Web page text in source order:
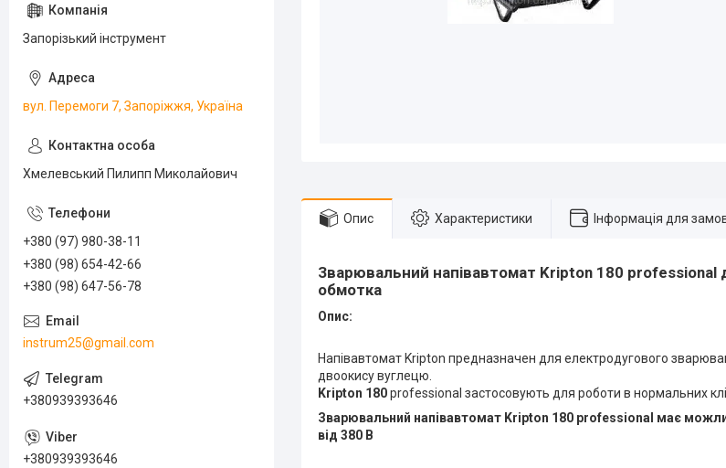
Опис Характеристики Інформація для
Зварювальний напівавтомат Kripton 180
обмотка
Опис:
Напівавтомат Kripton предназначен для електродугового
двоокису вуглецю.
Kripton 180professional застосовують для роботи в нормальних
Зварювальний напівавтомат Kripton 180 professional має
від 380 В
Запорізький інструмент
вул. Перемоги 7, Запоріжжя, Україна
Хмелевський Пилипп Миколайович
+380 (97) 980-38-11
+380 (98) 654-42-66
+380 (98) 647-56-78
instrum25@gmail.com
+380939393646
+380939393646